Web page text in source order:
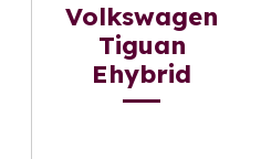
Volkswagen
Tiguan
Ehybrid